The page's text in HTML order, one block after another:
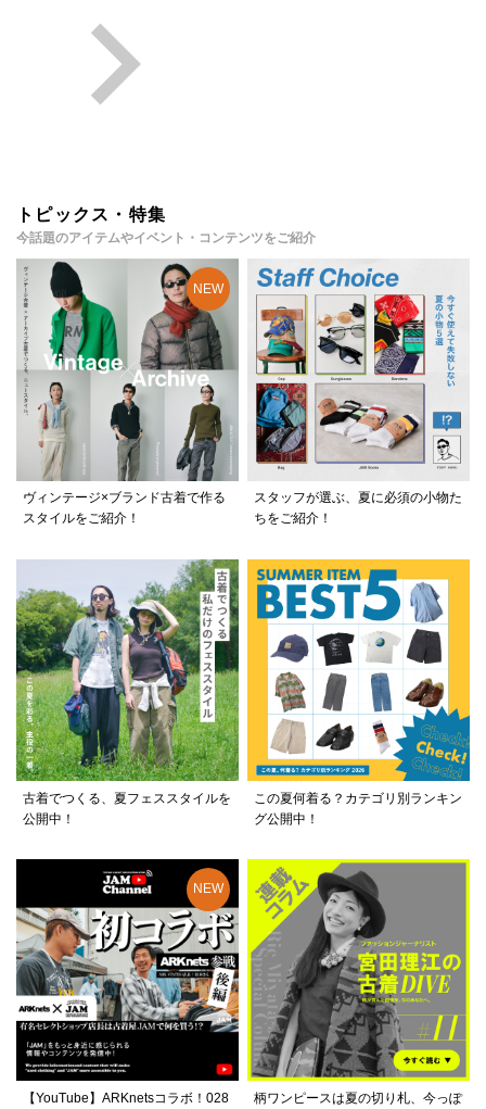
トピックス・特集
今話題のアイテムやイベント・コンテンツをご紹介
ヴィンテージ×ブランド古着で作る
スタイルをご紹介！
スタッフが選ぶ、夏に必須の小物た
ちをご紹介！
古着でつくる、夏フェススタイルを
公開中！
この夏何着る？カテゴリ別ランキン
グ公開中！
【YouTube】ARKnetsコラボ！028
柄ワンピースは夏の切り札、今っぽ